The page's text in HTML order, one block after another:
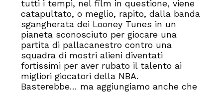
tutti i tempi, nel film in questione, viene
catapultato, o meglio, rapito, dalla banda
sgangherata dei Looney Tunes in un
pianeta sconosciuto per giocare una
partita di pallacanestro contro una
squadra di mostri alieni diventati
fortissimi per aver rubato il talento ai
migliori giocatori della NBA.
Basterebbe… ma aggiungiamo anche che